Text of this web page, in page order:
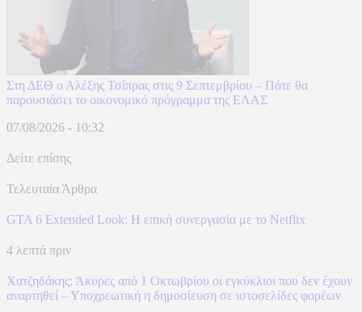
Στη ΔΕΘ ο Αλέξης Τσίπρας στις 9 Σεπτεμβρίου – Πότε θα
παρουσιάσει το οικονομικό πρόγραμμα της ΕΛΑΣ
07/08/2026 - 10:32
Δείτε επίσης
Τελευταία Άρθρα
GTA 6 Extended Look: Η επική συνεργασία με το Netflix
4 λεπτά πριν
Χατζηδάκης: Άκυρες από 1 Οκτωβρίου οι εγκύκλιοι που δεν έχουν
αναρτηθεί – Υποχρεωτική η δημοσίευση σε ιστοσελίδες φορέων